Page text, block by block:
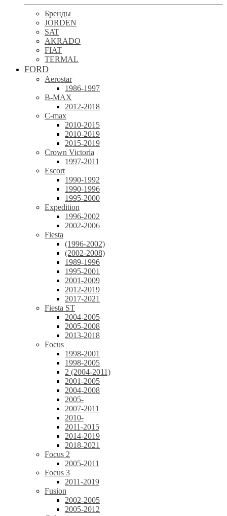
Бренды
JORDEN
SAT
AKRADO
FIAT
TERMAL
FORD
Aerostar
1986-1997
B-MAX
2012-2018
C-max
2010-2015
2010-2019
2015-2019
Crown Victoria
1997-2011
Escort
1990-1992
1990-1996
1995-2000
Expedition
1996-2002
2002-2006
Fiesta
(1996-2002)
(2002-2008)
1989-1996
1995-2001
2001-2009
2012-2019
2017-2021
Fiesta ST
2004-2005
2005-2008
2013-2018
Focus
1998-2001
1998-2005
2 (2004-2011)
2001-2005
2004-2008
2005-
2007-2011
2010-
2011-2015
2014-2019
2018-2021
Focus 2
2005-2011
Focus 3
2011-2019
Fusion
2002-2005
2005-2012